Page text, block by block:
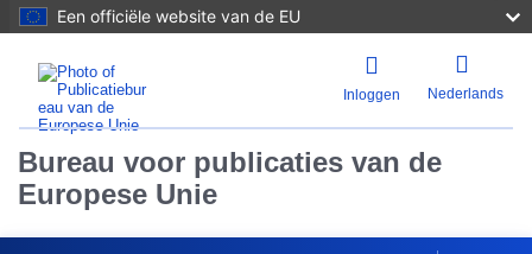
Een officiële website van de EU
Inloggen Nederlands
Bureau voor publicaties van de
Europese Unie